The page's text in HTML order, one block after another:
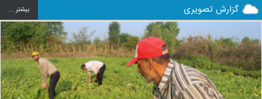
گزارش تصویری بيشتر ...